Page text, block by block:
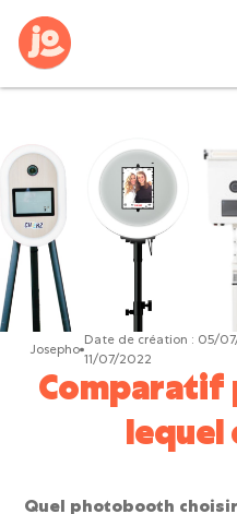
Josepho
Date de création : 05/
11/07/2022
Comparatif
lequel
Quel photobooth